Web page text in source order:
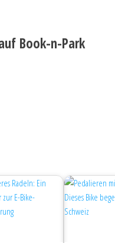
Book-n-Park